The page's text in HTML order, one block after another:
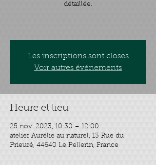
détaillée.
Les inscriptions sont closes
Voir autres événements
Heure et lieu
25 nov. 2023, 10:30 – 12:00
atelier Aurélie au naturel, 13 Rue du
Prieuré, 44640 Le Pellerin, France